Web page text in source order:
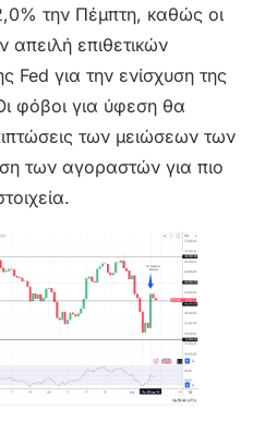
την Πέμπτη, καθώς οι
απειλή επιθετικών
Fed για την ενίσχυση της
φόβοι για ύφεση θα
των μειώσεων των
των αγοραστών για πιο